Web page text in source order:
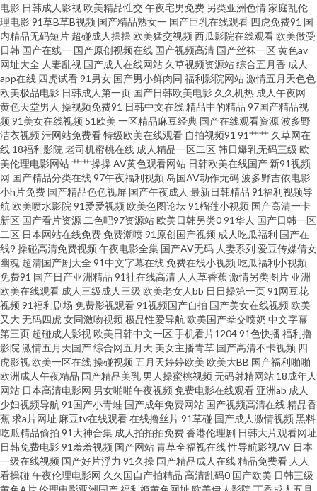
免费 国产探花123 久久素人 欧美色色图 四虎影院国产精品 中文三级AV在线
亚洲色图动漫 超碰人人干人人 久久国产精品高潮 欧美性精品 色偷拍网 亚洲
另类激动视频 91涩涩蜜桃 www东京热 豆花国产 韩国AV资源导航 另类图片亚
洲色图 微拍福利88 伊人在线视频 91洮色在线观看 超碰爱久 国产在线视频 青
青娱乐91 无码内射激情影院 亚洲另类中字 在线天堂资源 超碰日逼 国产熟女
一区 欧美日韩操逼A 91大神网站 91在线丝袜 果冻传媒一级A片 欧美性爱网址
日韩欧美中字 五月天婷婷999 伊人久操综合在线 99东京热 成人性交影片 激
情综合网淫淫网 老司机色狼影院 日本成人黄色电影 微拍福利地址av 亚洲午
夜剧场 91精品变态直播 超碰97制服 国外变态另类网站 老司机亚洲天堂 日韩
欧美国产精品 91干逼精品 97在线超碰综合 日本a黄 无码色导航 在线免费91
AA福利在线观看 成人区人妻视频 国产内射自拍cm 九九热超碰精品 日本
www色色 午夜成人免费AV 中文AV三级 91偷拍导航 波多野吉依 国产毛片AA
老司机天天干 2026全色网 91制作视频在线 福利所av 狼友色综合 日本A片 五
月天色导航 精品偷拍 人人婷婷五月天 五月天三级网 91美女黑料免费 BT色图
电影 日韩成人影视欧美精品性交午夜宅男免费 另类亚洲色情家庭乱伦
理电影91草B草B视频 国产精品熟女一 国产巨乳在线观看 四虎免费91 国
内精品无码短片 超碰成人操操欧美猛交视频 西瓜影院在线观看欧美做受
日韩 国产在线一 国产原创视频在线 国产视频高清 国产丝袜一区黄色av
网址大全 人妻乱视 国产成人在线网站 久草视频资源站综合五月香 成人
app在线 四虎试看91男女 国产男小鲜肉同 福利影院网站激情五月天色色
欧美极品电影 日韩成人第一页 国产日韩欧美电影 久久机热 成人午夜网
黄色天堂男人 操视频免费91 日韩中文在线精品中的精品 97国产精品视
频 91美女在线视频 51欧美 一区精品麻豆经典 国产在线观看资源波多野
洁衣视频 污网站免费看特级欧美在线观看 自拍视频91 91艹艹 久草网在
线 18福利影院 老司机蜜桃在线 成人精品一区二区韩日爆乳无码三级 欧
美伦理电影网站艹艹操操AV黄色观看网站 日韩欧美在线国产 新91视频
网 国产精品分类在线97午夜福利视频 岛国AV动作无码波多野吉依电影
小h片免费 国产精品色色视屏 国产午夜成人 最新日韩精品 91福利视频导
航 欧美喷水影院 91爱爱视频 欧美色图论坛91榴莲小视频 国产高清一卡
新区 国产看片资源 二色吧97资源站欧美日韩另类091华人 国产日韩一区
二区 日本网站在线免费免费潮喷91原创国产视频 成人吃瓜福利 国产在
线9 操碰高清免费视频 午夜电影全集 国产AV无码 人妻系列 爱豆传媒倩女
幽魂 超清国产剧大全 91中文字幕在线免费在线小视频 吃瓜福利小视频
免费91 国产日产亚洲精品 91社在线高清 人人草香蕉激情另类图片 亚洲
欧美在线观看 成人三级成人三级 欧美老女人bb 日日操第一页91网豆花
视频 91福利剧场 免费影视观看91视频国产自拍 国产美女在线视频 欧美
又大 无码四虎女同激吻视频 极品性爱导航 欧美国产拳交喷奶 中文字幕
第三页 超碰成人影视欧美日韩中文一区手机看片120491色快播 福利撸
影院 激情五月天国产综合网五月天 美女主播青草 国产高清不卡视频 四
虎影视欧美一区在线操碰视频 五月天婷婷欧美 欧美大BB 国产福利啪啪
欧洲成人午夜精品 国产精品美乳 男人操蜜桃视频 无码射精网站 18成年人
网站 日本高清电影网 男女啪啪午夜视频 免费电影在线观看 亚洲ab 成人
少妇视频导航 91国产小青蛙 国产成年免费网站 国产视频高清在线精品香
蕉求a片网址 麻豆tv在线观看在线撸丝片91草碰 国产成人激情视频 黑料
吃瓜精品偷拍 91大神合集 成人拍拍拍免费香港伦理剧 日韩大片观看网址
日韩免费电影91羞羞视频 国产网站青草全福视在线性导航影视AV 日本
一级在线视频 国产好片浮力 91久操 国产精品成人在线精品免费看 人人
看操碰 午夜伦理电影网 久久国自产拍精品 高清乱码0 国产欧美 日韩三级